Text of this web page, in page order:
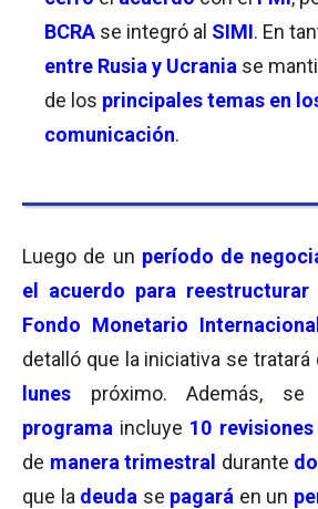
BCRA se integró al SIMI. En
entre Rusia y Ucrania se
de los principales temas en
comunicación.
Luego de un período de
el acuerdo para
Fondo Monetario Internacional
detalló que la iniciativa se tratará
lunes próximo. Además,
programa incluye 10 revisiones
de manera trimestral durante
que la deuda se pagará en un